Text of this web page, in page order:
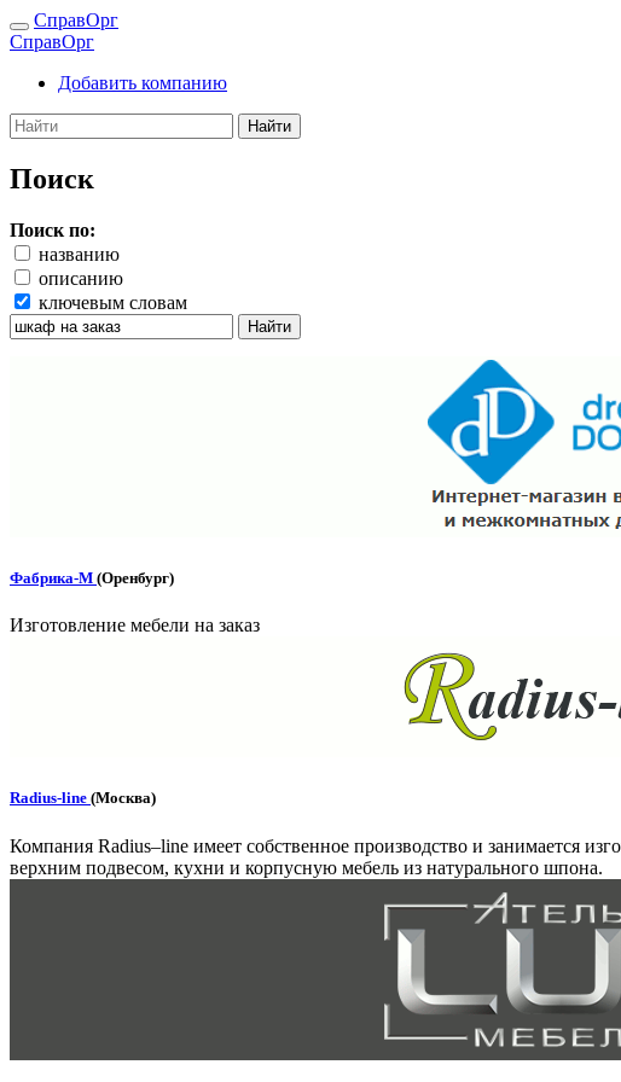
СправОрг
СправОрг
Добавить компанию
Найти
Поиск
Поиск по:
названию
описанию
ключевым словам
Найти
Фабрика-М (Оренбург)
Изготовление мебели на заказ
Radius-line (Москва)
Компания Radius–line имеет собственное производство и занимается
верхним подвесом, кухни и корпусную мебель из натурального шпона.